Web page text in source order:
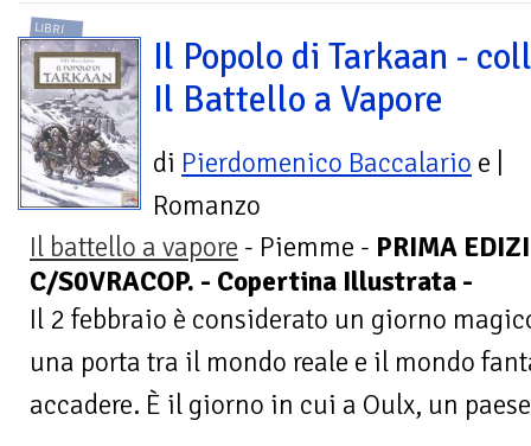
LIBRI
Il Popolo di Tarkaan -
Il Battello a Vapore
di Pierdomenico Baccalario e
Romanzo
Il battello a vapore - Piemme - PRIMA
C/S0VRACOP. - Copertina Illustrata -
Il 2 febbraio è considerato un giorno
una porta tra il mondo reale e il mondo
accadere. È il giorno in cui a Oulx, un